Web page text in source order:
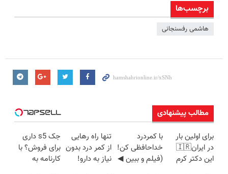
برچسب‌ها
هاشمی رفسنجانی
مطالب پیشنهادی
برای اولین بار
در ایران🇮🇷
این دکتر کرم
با کمردرد
خداحافظی کن!
(فیلم و ببین ◀
تنها راه رهایی
از کمر درد بدون
نیاز به دارو!
جک s5 داری
برای فروش؟ با
کارنامه به